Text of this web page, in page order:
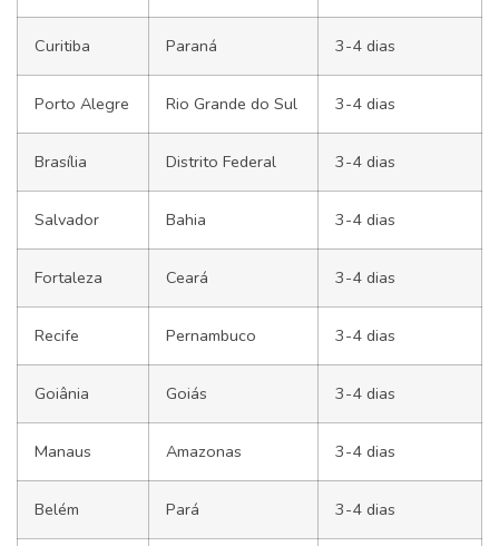
Curitiba Paraná 3-4 dias
Porto Alegre Rio Grande do Sul 3-4 dias
Brasília Distrito Federal 3-4 dias
Salvador Bahia 3-4 dias
Fortaleza Ceará 3-4 dias
Recife Pernambuco 3-4 dias
Goiânia Goiás 3-4 dias
Manaus Amazonas 3-4 dias
Belém Pará 3-4 dias